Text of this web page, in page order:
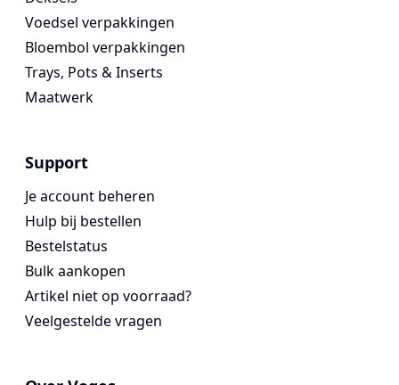
Voedsel verpakkingen
Bloembol verpakkingen
Trays, Pots & Inserts
Maatwerk
Support
Je account beheren
Hulp bij bestellen
Bestelstatus
Bulk aankopen
Artikel niet op voorraad?
Veelgestelde vragen